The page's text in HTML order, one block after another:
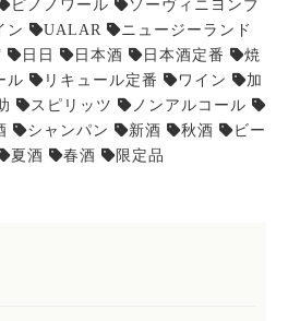
ピノノワール
ソーヴィニヨンブ
ン UALAR
ニュージーランド
日日 日本酒 日本酒定番
焼
ル リキュール定番 ワイン
加
スピリッツ
ノンアルコール
シャンパン 新酒 秋酒
ビー
夏酒 春酒 限定品